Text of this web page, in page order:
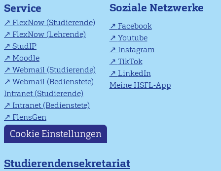
Service
FlexNow (Studierende)
FlexNow (Lehrende)
StudIP
Moodle
Webmail (Studierende)
Webmail (Bedienstete)
Intranet (Studierende)
Intranet (Bedienstete)
FlensGen
Soziale Netzwerke
Facebook
Youtube
Instagram
TikTok
LinkedIn
Meine HSFL-App
Cookie Einstellungen
Studierendensekretariat